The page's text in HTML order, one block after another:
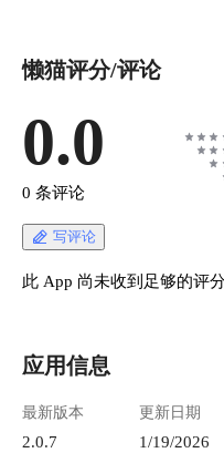
懒猫评分/评论
0.0
0 条评论
写评论
此 App 尚未收到足够的评
应用信息
最新版本
2.0.7
更新日期
1/19/2026